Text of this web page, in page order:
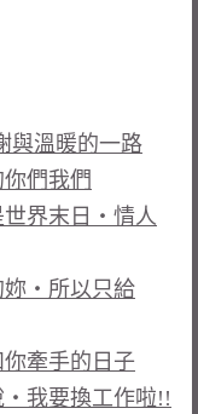
與溫暖的一路
們我們
世界末日‧情人
妳‧所以只給
牽手的日子
‧我要換工作啦!!